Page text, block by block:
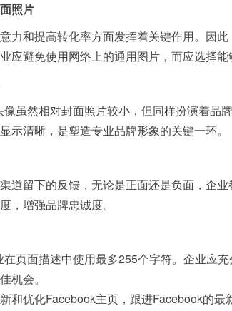
照片
力和提高转化率方面发挥着关键作用。因
应避免使用网络上的通用图片，而应选择能
虽然相对封面照片较小，但同样扮演着品
示清晰，是塑造专业品牌形象的关键一环。
道留下的反馈，无论是正面还是负面，企
，增强品牌忠诚度。
在页面描述中使用最多255个字符。企业应
机会。
和优化Facebook主页，跟进Facebook的